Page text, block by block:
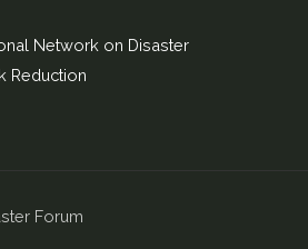
Network on Disaster
Reduction
Forum